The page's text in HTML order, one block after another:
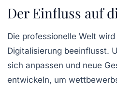
Der Einfluss auf
Die professionelle Welt
Digitalisierung beeinflusst.
sich anpassen und neue
entwickeln, um